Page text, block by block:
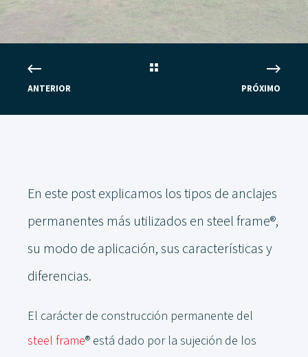
ANTERIOR PRÓXIMO
En este post explicamos los tipos de anclajes
permanentes más utilizados en steel frame®,
su modo de aplicación, sus características y
diferencias.
El carácter de construcción permanente del
steel frame® está dado por la sujeción de los